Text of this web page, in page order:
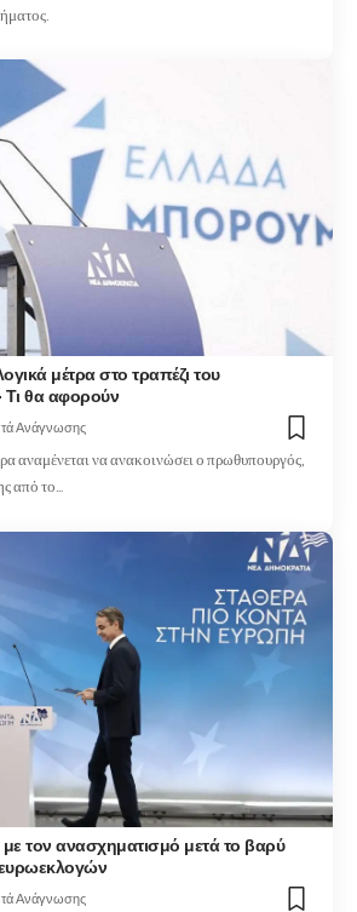
μέτρα στο τραπέζι του
θα αφορούν
Ανάγνωσης
αναμένεται να ανακοινώσει ο πρωθυπουργός,
από το…
με τον ανασχηματισμό μετά το βαρύ
Ανάγνωσης